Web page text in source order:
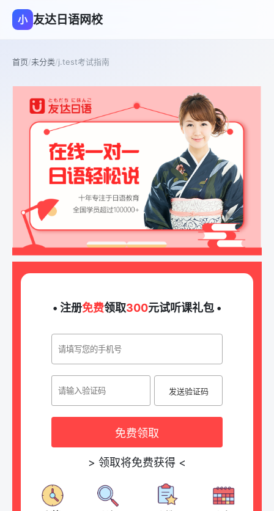
小 友达日语网校
首页/未分类/j.test考试指南
• 注册免费领取300元试听课礼包 •
发送验证码
免费领取
> 领取将免费获得 <